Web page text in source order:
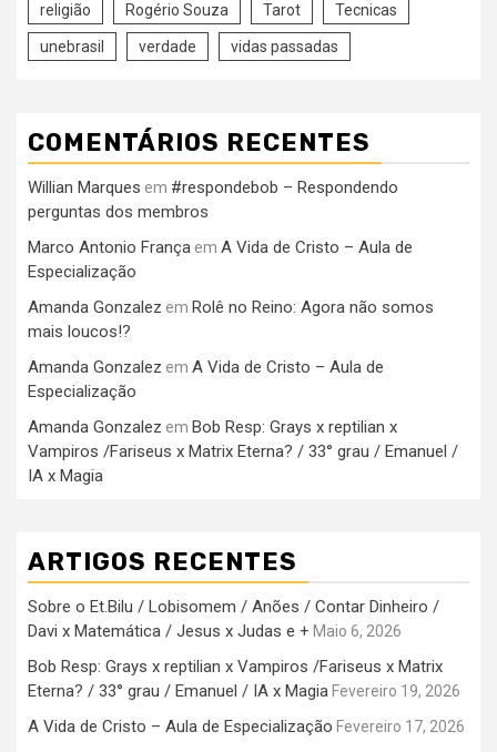
religião Rogério Souza Tarot Tecnicas
unebrasil verdade vidas passadas
COMENTÁRIOS RECENTES
Willian Marques em #respondebob – Respondendo
perguntas dos membros
Marco Antonio França em A Vida de Cristo – Aula de
Especialização
Amanda Gonzalez em Rolê no Reino: Agora não somos
mais loucos!?
Amanda Gonzalez em A Vida de Cristo – Aula de
Especialização
Amanda Gonzalez em Bob Resp: Grays x reptilian x
Vampiros /Fariseus x Matrix Eterna? / 33° grau / Emanuel /
IA x Magia
ARTIGOS RECENTES
Sobre o Et.Bilu / Lobisomem / Anões / Contar Dinheiro /
Davi x Matemática / Jesus x Judas e + Maio 6, 2026
Bob Resp: Grays x reptilian x Vampiros /Fariseus x Matrix
Eterna? / 33° grau / Emanuel / IA x Magia Fevereiro 19, 2026
A Vida de Cristo – Aula de Especialização Fevereiro 17, 2026